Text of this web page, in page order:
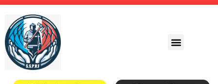
Don’t have an account?